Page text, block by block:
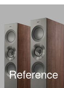
Reference